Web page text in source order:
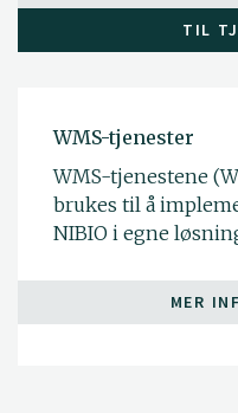
TIL
WMS-tjenester
WMS-tjenestene
brukes til å
NIBIO i egne
MER